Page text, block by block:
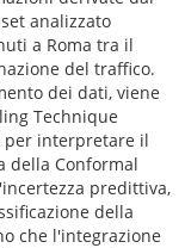
analizzato
a Roma tra il
del traffico.
dei dati, viene
Technique
per interpretare il
della Conformal
predittiva,
della
che l'integrazione